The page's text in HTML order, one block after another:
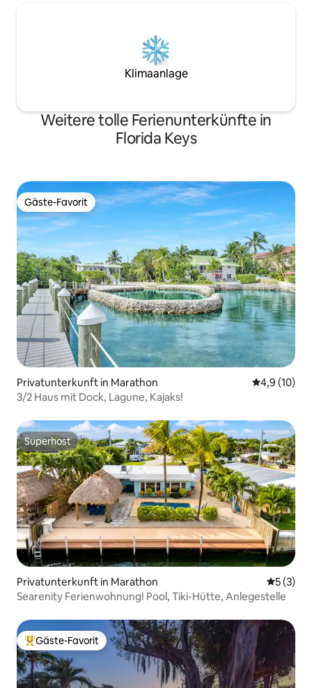
Klimaanlage
Weitere tolle Ferienunterkünfte in
Florida Keys
Gäste-Favorit
Gäste-Favorit
Privatunterkunft in Marathon
4,9 (10)
3/2 Haus mit Dock, Lagune, Kajaks!
Superhost
Superhost
Privatunterkunft in Marathon
5 (3)
Searenity Ferienwohnung! Pool, Tiki-Hütte, Anlegestelle
Beliebter Gäste-Favorit.
Gäste-Favorit